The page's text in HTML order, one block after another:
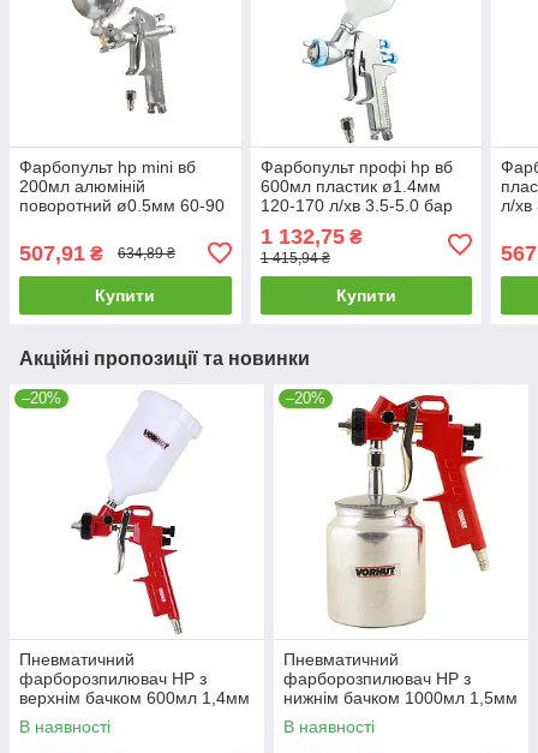
Фарбопульт hp mini вб
200мл алюміній
поворотний ø0.5мм 60-90
регульований факел
Mastertool 80-8936
507,91 ₴ 634,89 ₴
Купити
Фарбопульт профі hp вб
600мл пластик ø1.4мм
120-170 л/хв 3.5-5.0 бар
1 132,75₴
1 415,94 ₴
Купити
л/
81-
Акційні пропозиції та новинки
–20%
Пневматичний
фарборозпилювач HP з
верхнім бачком 600мл 1,4мм
Vorhut 34-400 |Фарбопульт
пневматичний HP з
В наявності
–20%
Пневматичний
фарборозпилювач HP з
нижнім бачком 1000мл 1,5мм
Vorhut 34-401 |Фарбопульт
пневматичний HP з
В наявності